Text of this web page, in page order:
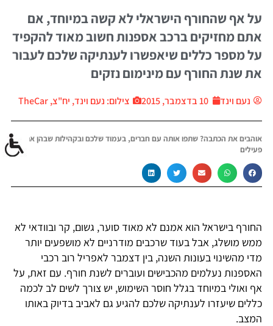
על אף שהחורף הישראלי לא קשה במיוחד, אם
אתם מחזיקים ברכב אספנות חשוב מאוד להקפיד
על מספר כללים שיאפשרו לענתיקה שלכם לעבור
את שנת החורף עם מינימום נזקים
נעם וינד 10 בדצמבר, 2015 צילום: נעם וינד, יח"צ, TheCar
אוהבים את הכתבה? שתפו אותה עם חברים, בעמוד שלכם ובקהילות שבהן אתם
פעילים
החורף בישראל הוא אמנם לא מאוד סוער, גשום, קר ובוודאי לא
ממש מושלג, אבל בעוד שרכבים מודרניים לא מושפעים יותר
מדי מהשינוי בעונות השנה, בין דצמבר לאפריל רוב רכבי
האספנות נעלמים מהכבישים ועוברים לשנת חורף. עם זאת, על
אף ואולי במיוחד בגלל חוסר השימוש, יש צורך לשים לב לכמה
כללים שיעזרו לענתיקה שלכם להגיע גם לאביב בדיוק באותו
המצב.